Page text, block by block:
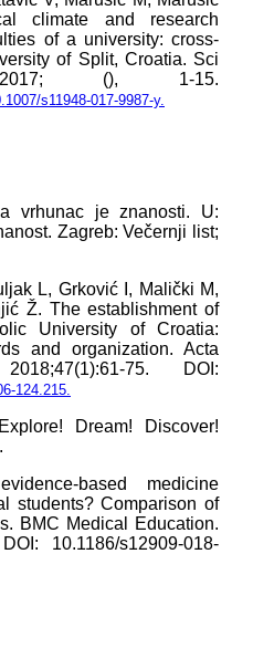
climate and research
of a university: cross-
of Split, Croatia. Sci
(), 1-15.
s11948-017-9987-y.
vrhunac je znanosti. U:
Zagreb: Večernji list;
L, Grković I, Malički M,
Ž. The establishment of
University of Croatia:
and organization. Acta
75. DOI:
124.215.
Dream! Discover!
based medicine
students? Comparison of
BMC Medical Education.
10.1186/s12909-018-